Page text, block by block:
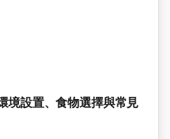
境設置、食物選擇與常見